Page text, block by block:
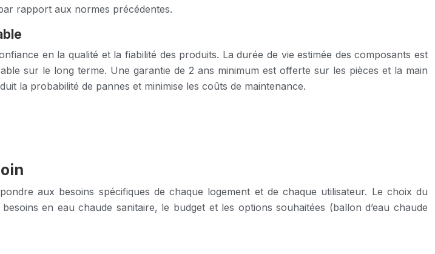
rapport aux normes précédentes.
en la qualité et la fiabilité des produits. La durée de vie estimée des composants est
sur le long terme. Une garantie de 2 ans minimum est offerte sur les pièces et la main
la probabilité de pannes et minimise les coûts de maintenance.
aux besoins spécifiques de chaque logement et de chaque utilisateur. Le choix du
en eau chaude sanitaire, le budget et les options souhaitées (ballon d’eau chaude